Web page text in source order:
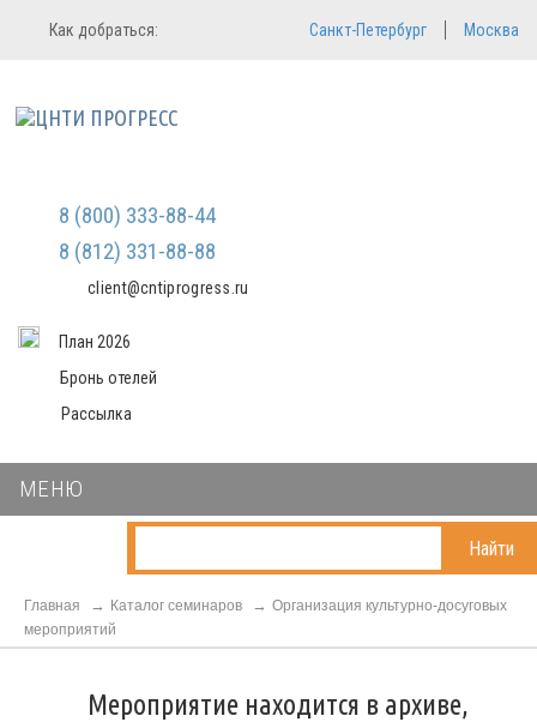
Регистрация
Мы не передаем ваши данные
третьим лицам и не рассылаем
Вход в систему
Как добраться: Санкт-Петербург Москва
8 (800) 333-88-44
8 (812) 331-88-88
client@cntiprogress.ru
План 2026
Бронь отелей
Рассылка
МЕНЮ
Найти
Главная Каталог семинаров
Организация культурно-досуговых
мероприятий
Мероприятие находится в архиве,